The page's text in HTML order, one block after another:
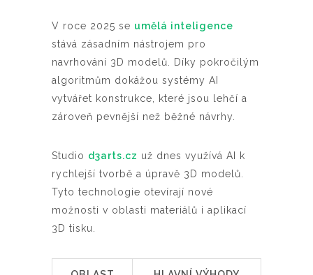
V roce 2025 se umělá inteligence
stává zásadním nástrojem pro
navrhování 3D modelů. Díky pokročilým
algoritmům dokážou systémy AI
vytvářet konstrukce, které jsou lehčí a
zároveň pevnější než běžné návrhy.
Studio d3arts.cz už dnes využívá AI k
rychlejší tvorbě a úpravě 3D modelů.
Tyto technologie otevírají nové
možnosti v oblasti materiálů i aplikací
3D tisku.